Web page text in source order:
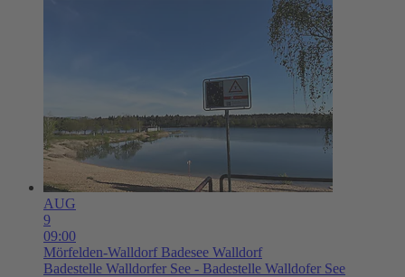
AUG
9
09:00
Mörfelden-Walldorf Badesee Walldorf
Badestelle Walldorfer See - Badestelle Walldofer See